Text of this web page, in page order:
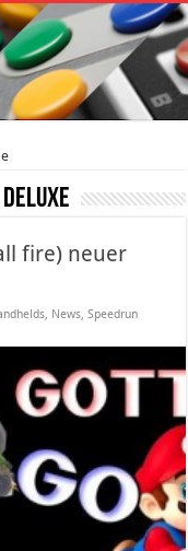
fire) neuer
, News,Speedrun